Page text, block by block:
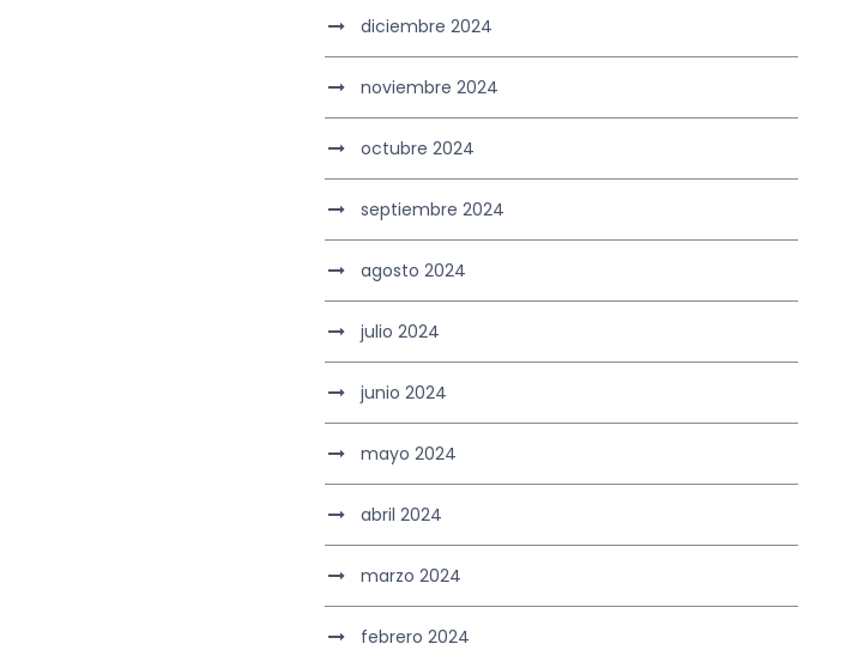
diciembre 2024
noviembre 2024
octubre 2024
septiembre 2024
agosto 2024
julio 2024
junio 2024
mayo 2024
abril 2024
marzo 2024
febrero 2024